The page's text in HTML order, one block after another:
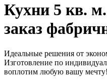
Кухни 5 кв. м.
заказ
Идеальные решения от
Изготовление по
воплотим любую вашу мечту!